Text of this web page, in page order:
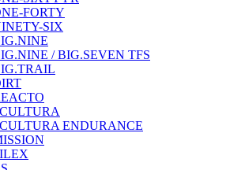
FORTY
SIX
/ BIG.SEVEN TFS
ENDURANCE